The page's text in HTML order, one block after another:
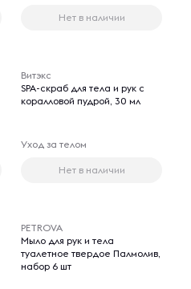
Нет в наличии
Витэкс
SPA-скраб для тела и рук с
коралловой пудрой, 30 мл
Уход за телом
Нет в наличии
PETROVA
Мыло для рук и тела
туалетное твердое Палмолив,
набор 6 шт